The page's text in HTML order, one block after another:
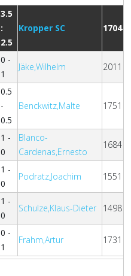
3.5
:
2.5
Kropper SC 1704
0 -
1
Jäke,Wilhelm 2011
0.5
-
0.5
Benckwitz,Malte 1751
1 -
0
Blanco-
Cardenas,Ernesto
1684
1 -
0
Podratz,Joachim 1551
1 -
0
Schulze,Klaus-Dieter 1498
0 -
1
Frahm,Artur 1731